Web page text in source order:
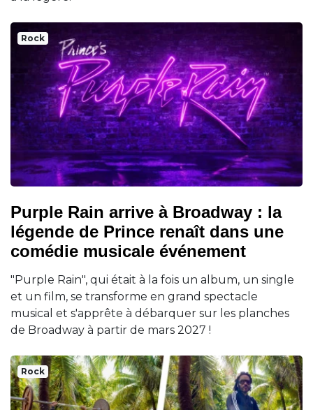
Rock
Purple Rain arrive à Broadway : la
légende de Prince renaît dans une
comédie musicale événement
"Purple Rain", qui était à la fois un album, un single
et un film, se transforme en grand spectacle
musical et s'apprête à débarquer sur les planches
de Broadway à partir de mars 2027 !
Rock